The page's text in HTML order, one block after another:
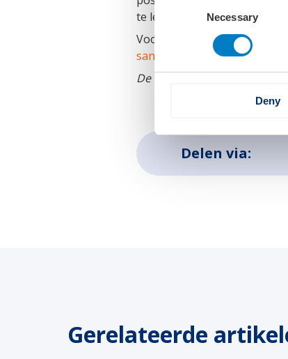
Selection
Necessary
Deny
te leggen, staan wij als
Voor meer info: Sander den
sander@sectoragendammi.nl
De Sectoragenda
Delen via:
Gerelateerde